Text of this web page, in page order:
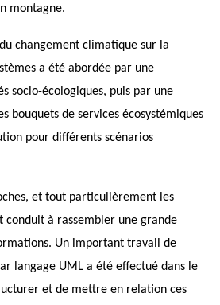
montagne.
changement climatique sur la
a été abordée par une
socio-écologiques, puis par une
bouquets de services écosystémiques
pour différents scénarios
et tout particulièrement les
à rassembler une grande
Un important travail de
langage UML a été effectué dans le
et de mettre en relation ces